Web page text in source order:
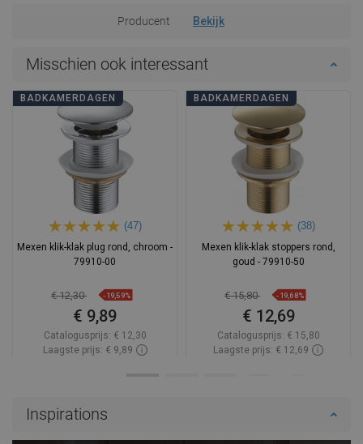
Producent Bekijk
Misschien ook interessant
BADKAMERDAGEN
(47)
Mexen klik-klak plug rond, chroom -
79910-00
€ 12,30 -19,59%
€ 9,89
Catalogusprijs: € 12,30
Laagste prijs: € 9,89
BADKAMERDAGEN
(38)
Mexen klik-klak stoppers rond,
goud - 79910-50
€ 15,80 -19,68%
€ 12,69
Catalogusprijs: € 15,80
Laagste prijs: € 12,69
Inspirations